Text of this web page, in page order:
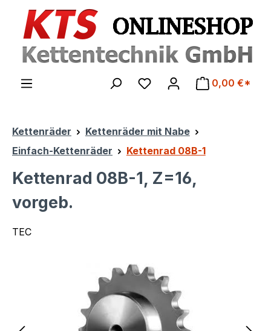
Zum Hauptinhalt springen
0,00 €*
Kettenräder
Kettenräder mit Nabe
Einfach-Kettenräder
Kettenrad 08B-1
Kettenrad 08B-1, Z=16,
vorgeb.
TEC
Bildergalerie überspringen